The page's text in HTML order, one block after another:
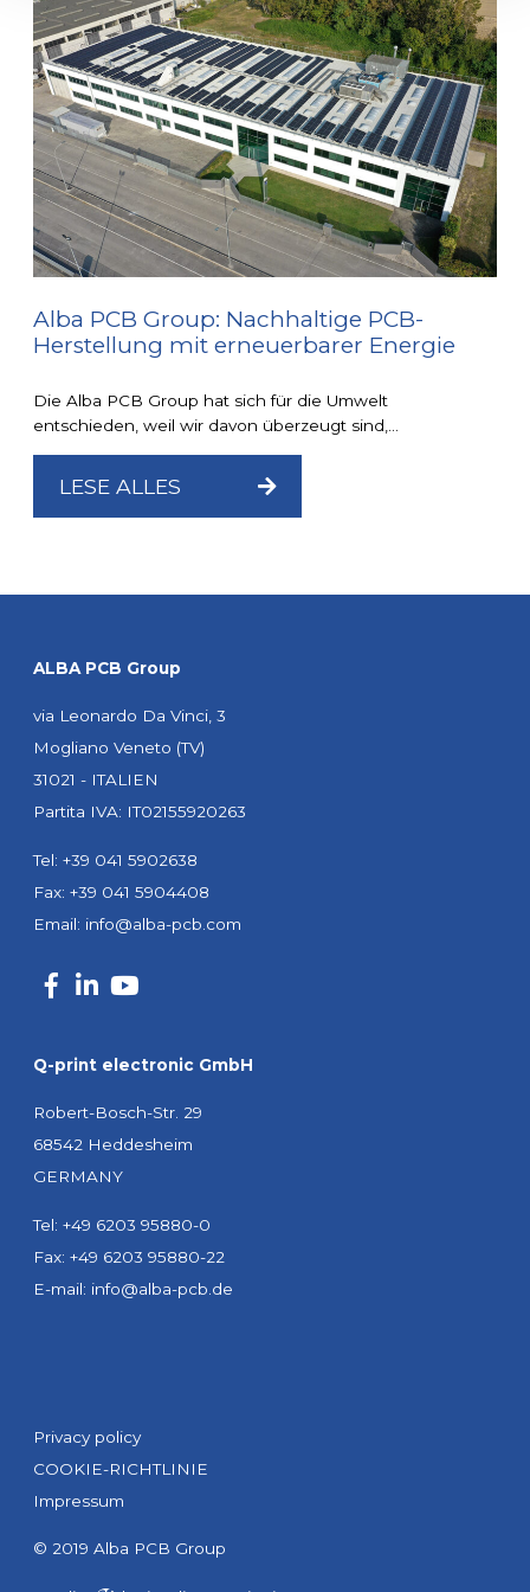
Alba PCB Group: Nachhaltige PCB-
Herstellung mit erneuerbarer Energie
Die Alba PCB Group hat sich für die Umwelt
entschieden, weil wir davon überzeugt sind,...
LESE ALLES
ALBA PCB Group
via Leonardo Da Vinci, 3
Mogliano Veneto (TV)
31021 - ITALIEN
Partita IVA: IT02155920263
Tel: +39 041 5902638
Fax: +39 041 5904408
Email: info@alba-pcb.com
Q-print electronic GmbH
Robert-Bosch-Str. 29
68542 Heddesheim
GERMANY
Tel: +49 6203 95880-0
Fax: +49 6203 95880-22
E-mail: info@alba-pcb.de
Privacy policy
COOKIE-RICHTLINIE
Impressum
© 2019 Alba PCB Group